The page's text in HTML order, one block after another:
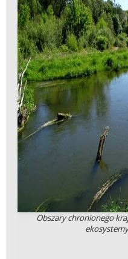
Obszary chronionego